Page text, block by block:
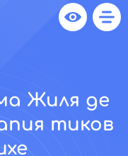
Жиля де
тиков